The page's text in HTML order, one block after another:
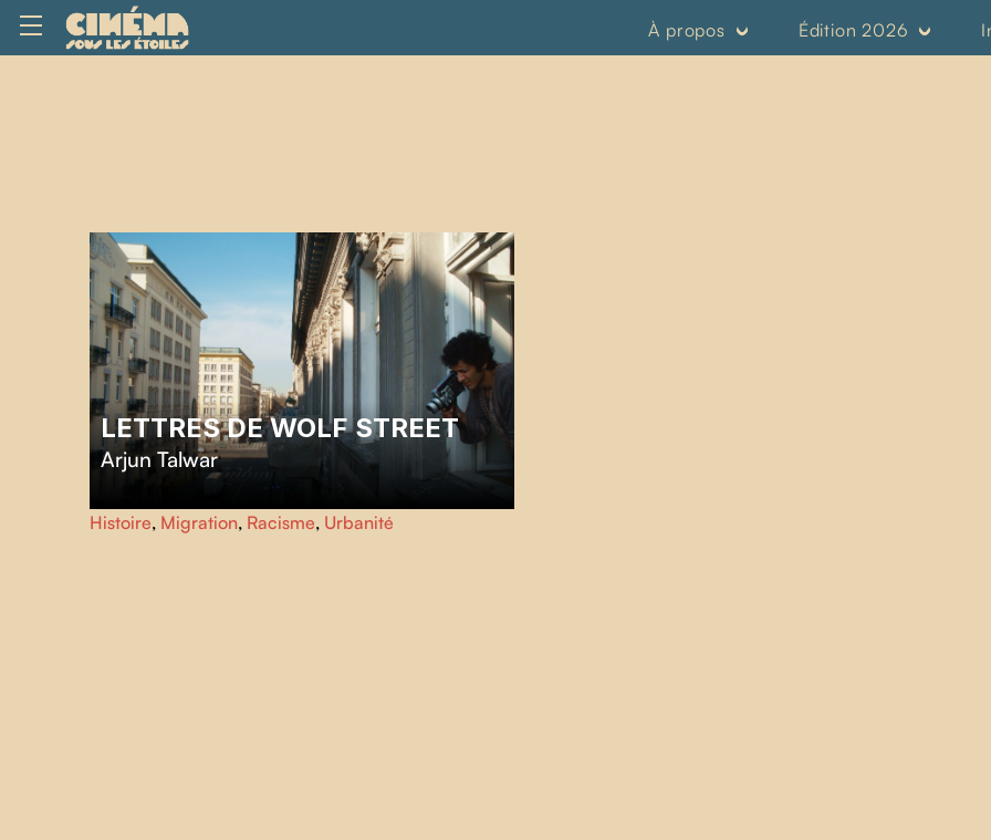
À propos Édition 2026
LETTRES DE WOLF STREET
Arjun Talwar
Une rue du centre de Varsovie se transforme en
kaléidoscope de la société polonaise. Derrière la caméra,
Histoire, Migration, Racisme, Urbanité